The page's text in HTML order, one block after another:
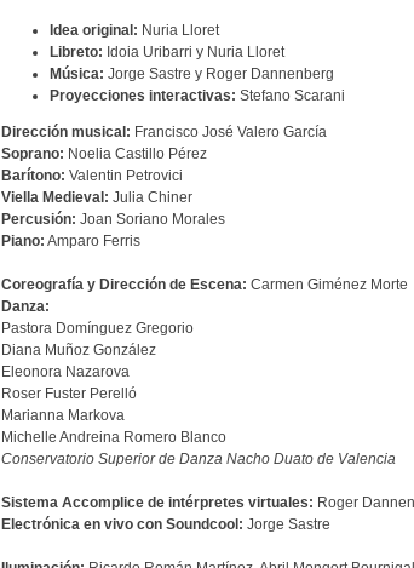
Idea original: Nuria Lloret
Libreto: Idoia Uribarri y Nuria Lloret
Música: Jorge Sastre y Roger Dannenberg
Proyecciones interactivas: Stefano Scarani
Dirección musical: Francisco José Valero García
Soprano: Noelia Castillo Pérez
Barítono: Valentin Petrovici
Viella Medieval: Julia Chiner
Percusión: Joan Soriano Morales
Piano: Amparo Ferris
Coreografía y Dirección de Escena: Carmen Giménez Morte
Danza:
Pastora Domínguez Gregorio
Diana Muñoz González
Eleonora Nazarova
Roser Fuster Perelló
Marianna Markova
Michelle Andreina Romero Blanco
Conservatorio Superior de Danza Nacho Duato de Valencia
Sistema Accomplice de intérpretes virtuales: Roger
Electrónica en vivo con Soundcool: Jorge Sastre